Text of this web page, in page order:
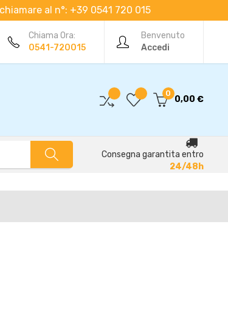
al n°: +39 0541 720 015
Benvenuto
Accedi
Chiama Ora:
0541-720015
0
0,00 €
Consegna garantita entro
24/48h